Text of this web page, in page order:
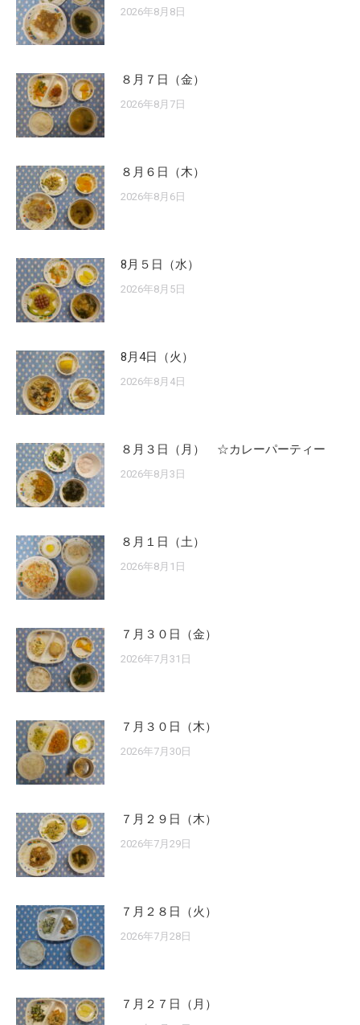
2026年8月8日
８月７日（金）
2026年8月7日
８月６日（木）
2026年8月6日
8月５日（水）
2026年8月5日
8月4日（火）
2026年8月4日
８月３日（月） ☆カレーパーティー
2026年8月3日
８月１日（土）
2026年8月1日
７月３０日（金）
2026年7月31日
７月３０日（木）
2026年7月30日
７月２９日（木）
2026年7月29日
７月２８日（火）
2026年7月28日
７月２７日（月）